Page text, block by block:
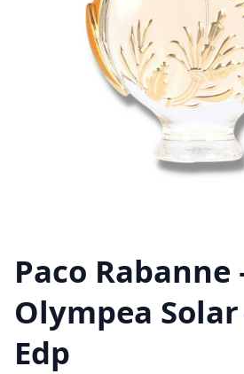
Paco Rabanne
Olympea Solar
Edp